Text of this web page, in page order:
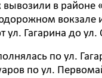
в районе
вокзале
ул. Гагарина до ул.
по ул.
по ул.